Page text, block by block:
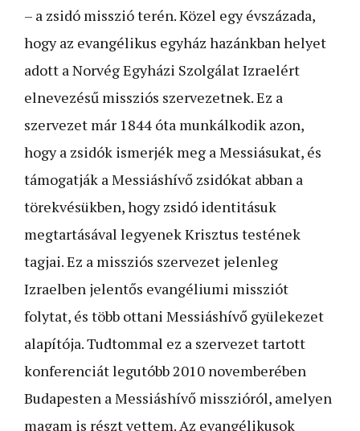
– a zsidó misszió terén. Közel egy évszázada,
hogy az evangélikus egyház hazánkban helyet
adott a Norvég Egyházi Szolgálat Izraelért
elnevezésű missziós szervezetnek. Ez a
szervezet már 1844 óta munkálkodik azon,
hogy a zsidók ismerjék meg a Messiásukat, és
támogatják a Messiáshívő zsidókat abban a
törekvésükben, hogy zsidó identitásuk
megtartásával legyenek Krisztus testének
tagjai. Ez a missziós szervezet jelenleg
Izraelben jelentős evangéliumi missziót
folytat, és több ottani Messiáshívő gyülekezet
alapítója. Tudtommal ez a szervezet tartott
konferenciát legutóbb 2010 novemberében
Budapesten a Messiáshívő misszióról, amelyen
magam is részt vettem. Az evangélikusok